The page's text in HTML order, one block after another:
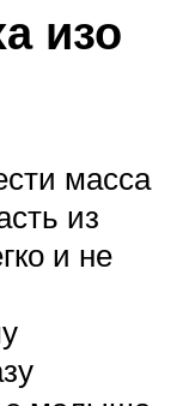
изо
масса
из
и не